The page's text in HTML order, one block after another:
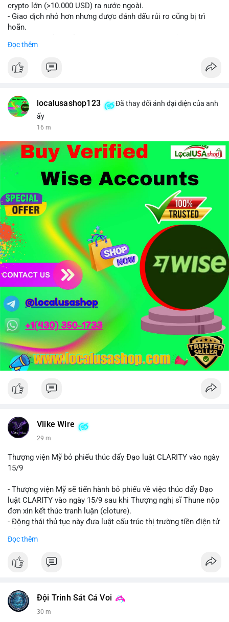
crypto lớn (>10.000 USD) ra nước ngoài.
- Giao dịch nhỏ hơn nhưng được đánh dấu rủi ro cũng bị trì
hoãn.
#vlikevn #titanbot
📰 Nguồn: CoinDesk
Đọc thêm
localusashop123
Đã thay đổi ảnh đại diện của anh
ấy
16 m
Vlike Wire
29 m
Thượng viện Mỹ bỏ phiếu thúc đẩy Đạo luật CLARITY vào ngày
15/9
- Thượng viện Mỹ sẽ tiến hành bỏ phiếu về việc thúc đẩy Đạo
luật CLARITY vào ngày 15/9 sau khi Thượng nghị sĩ Thune nộp
đơn xin kết thúc tranh luận (cloture).
- Động thái thủ tục này đưa luật cấu trúc thị trường tiền điện tử
các điều khoản liên quan đến đạo đức và stablecoin.
rõ ràng cho thị trường tiền điện tử tại Mỹ.
#cryptoregulation #stablecoin
Đọc thêm
Đội Trinh Sát Cá Voi
30 m